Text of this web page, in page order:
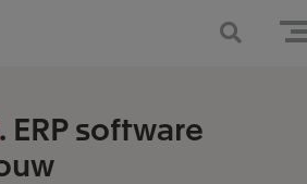
. ERP software